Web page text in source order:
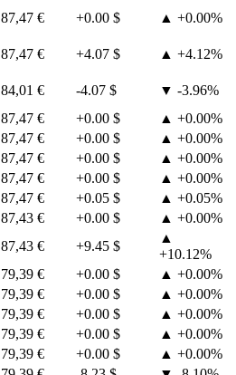
87,47 € +0.00 $
▲ +0.00%
87,47 € +4.07 $
▲ +4.12%
84,01 € -4.07 $
▼ -3.96%
87,47 € +0.00 $
▲ +0.00%
87,47 € +0.00 $
▲ +0.00%
87,47 € +0.00 $
▲ +0.00%
87,47 € +0.00 $
▲ +0.00%
87,47 € +0.05 $
▲ +0.05%
87,43 € +0.00 $
▲ +0.00%
87,43 € +9.45 $
▲
+10.12%
79,39 € +0.00 $
▲ +0.00%
79,39 € +0.00 $
▲ +0.00%
79,39 € +0.00 $
▲ +0.00%
79,39 € +0.00 $
▲ +0.00%
79,39 € +0.00 $
▲ +0.00%